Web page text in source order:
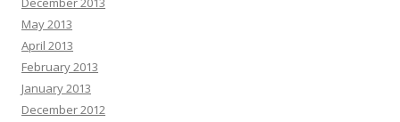
i
o
n
May 2013
April 2013
February 2013
January 2013
December 2012